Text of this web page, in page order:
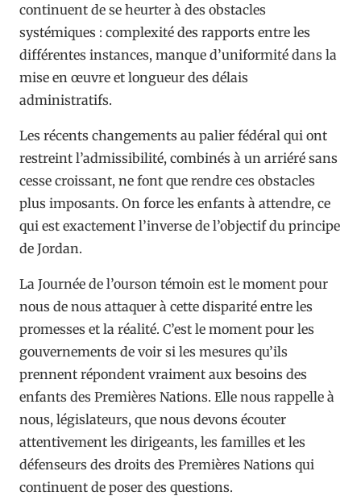
continuent de se heurter à des obstacles
systémiques : complexité des rapports entre les
différentes instances, manque d’uniformité dans la
mise en œuvre et longueur des délais
administratifs.
Les récents changements au palier fédéral qui ont
restreint l’admissibilité, combinés à un arriéré sans
cesse croissant, ne font que rendre ces obstacles
plus imposants. On force les enfants à attendre, ce
qui est exactement l’inverse de l’objectif du principe
de Jordan.
La Journée de l’ourson témoin est le moment pour
nous de nous attaquer à cette disparité entre les
promesses et la réalité. C’est le moment pour les
gouvernements de voir si les mesures qu’ils
prennent répondent vraiment aux besoins des
enfants des Premières Nations. Elle nous rappelle à
nous, législateurs, que nous devons écouter
attentivement les dirigeants, les familles et les
défenseurs des droits des Premières Nations qui
continuent de poser des questions.